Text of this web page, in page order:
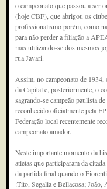
o campeonato que passou a ser
(hoje CBF), que abrigou os
profissionalismo porém, como
para não perder a filiação a
mas utilizando-se dos mesmos
rua Javari.
Assim, no campeonato de
da Capital e, posteriormente, o
sagrando-se campeão paulista
reconhecido oficialmente pela
Federação local recentemente
campeonato amador.
Neste importante momento da
atletas que participaram da
da partida final quando o
:Tito, Segalla e Bellacosa;